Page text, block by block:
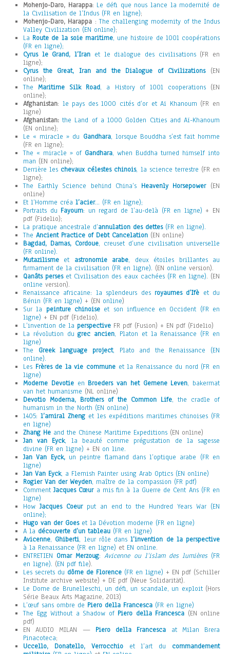
Mohenjo-Daro, Harappa: Le défi que nous lance la modernité de
la Civilisation de l’Indus (FR en ligne);
Mohenjo-Daro, Harappa : The challenging modernity of the Indus
Valley Civilization (EN online);
La Route de la soie maritime, une histoire de 1001 coopérations
(FR en ligne);
Cyrus le Grand, l’Iran et le dialogue des civilisations(FR en
ligne);
Cyrus the Great, Iran and the Dialogue of Civilizations(EN
online);
The Maritime Silk Road, a History of 1001 cooperations(EN
online);
Afghanistan: le pays des 1000 cités d’or et Aï Khanoum (FR en
ligne)
Afghanistan: the Land of a 1000 Golden Cities and Aï-Khanoum
(EN online);
Le « miracle » du Gandhara, lorsque Bouddha s’est fait homme
(FR en ligne);
The « miracle » of Gandhara, when Buddha turned himself into
man (EN online);
Derrière les chevaux célestes chinois, la science terrestre (FR en
ligne);
The Earthly Science behind China’s Heavenly Horsepower(EN
online)
Et l’Homme créa l’acier… (FR en ligne);
Portraits du Fayoum: un regard de l’au-delà (FR en ligne) + EN
pdf (Fidelio);
La pratique ancestrale d’annulation des dettes(FR en ligne).
The Ancient Practice of Debt Cancelation (EN online)
Bagdad, Damas, Cordoue, creuset d’une civilisation universelle
(FR online).
Mutazilisme et astronomie arabe, deux étoiles brillantes au
firmament de la civilisation (FR en ligne). (EN online version).
Qanâts perseset Civilisation des eaux cachées (FR en ligne). (EN
online version).
Renaissance africaine: la splendeurs des royaumes d’Ifè et du
Bénin (FR en ligne) + (EN online)
Sur la peinture chinoiseet son influence en Occident (FR en
ligne) + EN pdf (Fidelio).
L’invention de la perspective FR pdf (Fusion) + EN pdf (Fidelio)
La révolution dugrec ancien, Platon et la Renaissance (FR en
ligne)
The Greek language project, Plato and the Renaissance (EN
online).
Les Frères de la vie communeet la Renaissance du nord (FR en
ligne)
Moderne Devotieen Broeders van het Gemene Leven, bakermat
van het humanisme (NL online)
Devotio Moderna, Brothers of the Common Life, the cradle of
humanism in the North (EN online)
1405: l’amiral Zheng et les expéditions maritimes chinoises (FR
en ligne)
Zhang He and the Chinese Maritime Expeditions (EN online)
Jan van Eyck, la beauté comme prégustation de la sagesse
divine (FR en ligne) + EN on line.
Jan Van Eyck,un peintre flamand dans l’optique arabe (FR en
ligne)
Jan Van Eyck, a Flemish Painter using Arab Optics (EN online)
Rogier Van der Weyden, maître de la compassion (FR pdf)
CommentJacques Cœura mis fin à la Guerre de Cent Ans (FR en
ligne)
How Jacques Coeurput an end to the Hundred Years War (EN
online);
Hugo van der Goeset la Dévotion moderne (FR en ligne)
A la découverte d’un tableau (FR en ligne)
Avicenne, Ghiberti, leur rôle dansl’invention de la perspective
à la Renaissance (FR en ligne) et EN online.
ENTRETIEN Omar Merzoug:Avicenne ou l’islam des lumières(FR
en ligne). (EN pdf file).
Les secrets du dôme de Florence (FR en ligne) + EN pdf (Schiller
Institute archive website) + DE pdf (Neue Solidarität).
Le Dome de Brunelleschi, un défi, un scandale, un exploit(Hors
Série Beaux Arts Magazine, 2013)
L’œuf sans ombre de Piero della Francesca (FR en ligne)
The Egg Without a Shadow of Piero della Francesca (EN online
pdf)
EN AUDIO MILAN — Piero della Francesca at Milan Brera
Pinacoteca;
Uccello, Donatello, Verrocchioet l’art du commandement